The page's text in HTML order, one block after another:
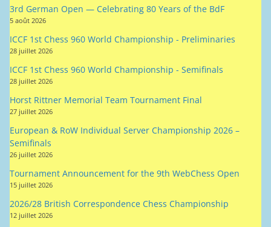
3rd German Open — Celebrating 80 Years of the BdF
5 août 2026
ICCF 1st Chess 960 World Championship - Preliminaries
28 juillet 2026
ICCF 1st Chess 960 World Championship - Semifinals
28 juillet 2026
Horst Rittner Memorial Team Tournament Final
27 juillet 2026
European & RoW Individual Server Championship 2026 –
Semifinals
26 juillet 2026
Tournament Announcement for the 9th WebChess Open
15 juillet 2026
2026/28 British Correspondence Chess Championship
12 juillet 2026